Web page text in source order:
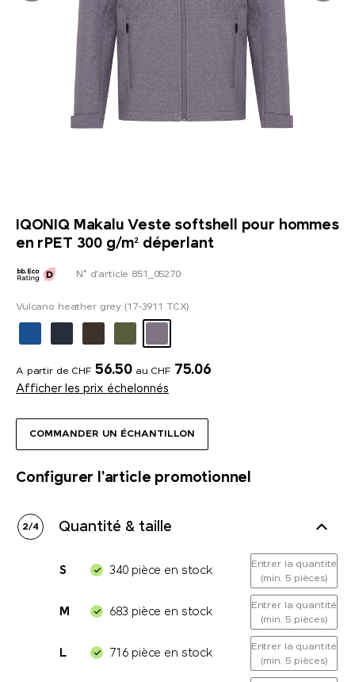
IQONIQ Makalu Veste softshell pour hommes
en rPET 300 g/m² déperlant
COMMANDER UN ÉCHANTILLON
N° d'article 851_05270
Vulcano heather grey (17-3911 TCX)
A partir de CHF 56.50au CHF 75.06
Afficher les prix échelonnés
Configurer l'article promotionnel
2/4 Quantité & taille
S 340 pièce en stock
Entrer la quantité
(min. 5 pièces)
M 683 pièce en stock
Entrer la quantité
(min. 5 pièces)
L 716 pièce en stock
Entrer la quantité
(min. 5 pièces)